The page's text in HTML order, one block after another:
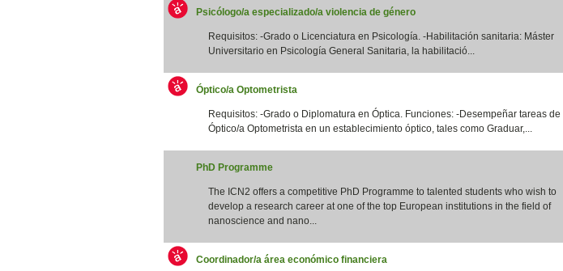
Psicólogo/a especializado/a violencia de género
Requisitos: -Grado o Licenciatura en Psicología. -Habilitación sanitaria: Máster
Universitario en Psicología General Sanitaria, la habilitació...
Óptico/a Optometrista
Requisitos: -Grado o Diplomatura en Óptica. Funciones: -Desempeñar tareas de
Óptico/a Optometrista en un establecimiento óptico, tales como Graduar,...
PhD Programme
The ICN2 offers a competitive PhD Programme to talented students who wish to
develop a research career at one of the top European institutions in the field of
nanoscience and nano...
Coordinador/a área económico financiera